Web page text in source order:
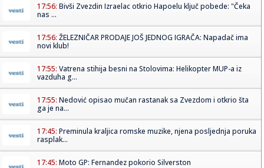
17:56: Bivši Zvezdin Izraelac otkrio Hapoelu ključ pobede: "Čeka
nas ...
17:56: ŽELEZNIČAR PRODAJE JOŠ JEDNOG IGRAČA: Napadač ima
novi klub!
17:55: Vatrena stihija besni na Stolovima: Helikopter MUP-a iz
vazduha g...
17:55: Nedović opisao mučan rastanak sa Zvezdom i otkrio šta
ga je na...
17:45: Preminula kraljica romske muzike, njena posljednja poruka
rasplak...
17:45: Moto GP: Fernandez pokorio Silverston